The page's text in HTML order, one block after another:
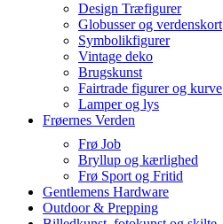
Design Træfigurer
Globusser og verdenskort
Symbolikfigurer
Vintage deko
Brugskunst
Fairtrade figurer og kurve
Lamper og lys
Frøernes Verden
Frø Job
Bryllup og kærlighed
Frø Sport og Fritid
Gentlemens Hardware
Outdoor & Prepping